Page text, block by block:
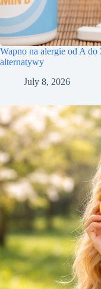
Wapno na alergie od A do
alternatywy
July 8, 2026